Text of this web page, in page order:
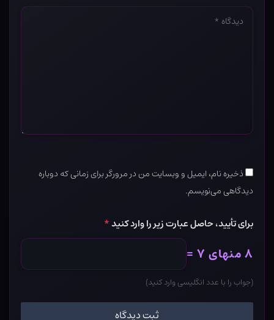
دیدگاه
ذخیره نام، ایمیل و وبسایت من در مرورگر برای زمانی که دوباره
دیدگاهی می‌نویسم.
برای تأیید، حاصل عبارت زیر را وارد کنید*
۸ منهای ۷ =
(جواب را با عدد انگلیسی وارد کنید)